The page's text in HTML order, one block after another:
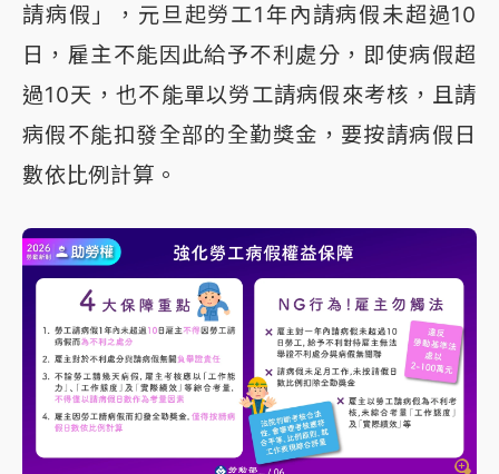
請病假」，元旦起勞工1年內請病假未超過10
日，雇主不能因此給予不利處分，即使病假超
過10天，也不能單以勞工請病假來考核，且請
病假不能扣發全部的全勤獎金，要按請病假日
數依比例計算。